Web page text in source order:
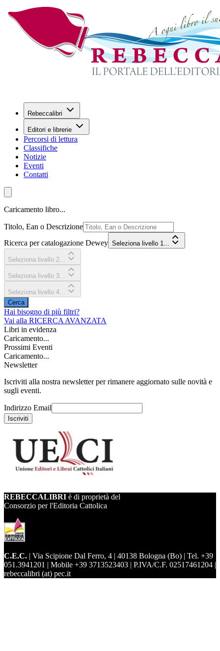
Rebeccalibri
Editori e librerie
Percorsi di lettura
Classifiche
Notizie
Eventi
Contatti
Caricamento libro...
Titolo, Ean o Descrizione
Ricerca per catalogazione Dewey Seleziona livello 1...
Seleziona livello 2...
Seleziona livello 3...
Seleziona livello 4...
Cerca
Hai bisogno di più filtri?
Vai alla RICERCA AVANZATA
Libri in evidenza
Caricamento...
Prossimi Eventi
Caricamento...
Newsletter
Iscriviti alla nostra newsletter per rimanere aggiornato sulle novità e
sugli eventi.
Indirizzo Email
Iscriviti
REBECCALIBRI è di proprietà del
Consorzio per l'Editoria Cattolica
C.E.C. | Via Scipione Dal Ferro, 4 | 40138 Bologna (Bo) | Tel. +39
051.3941201 | Mobile +39 3713523403 | P.IVA/C.F. 02517461204 |
rebeccalibri (at) pec.it